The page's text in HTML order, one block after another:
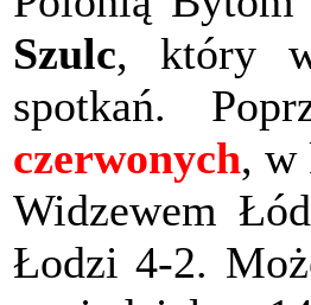
Szulc, który
spotkań.
czerwonych, w
Widzewem
Łodzi 4-2.